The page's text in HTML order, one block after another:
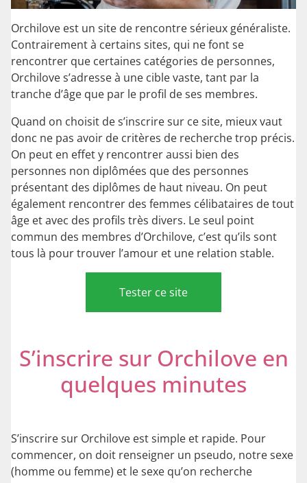
Orchilove est un site de rencontre sérieux généraliste.
Contrairement à certains sites, qui ne font se
rencontrer que certaines catégories de personnes,
Orchilove s’adresse à une cible vaste, tant par la
tranche d’âge que par le profil de ses membres.
Quand on choisit de s’inscrire sur ce site, mieux vaut
donc ne pas avoir de critères de recherche trop précis.
On peut en effet y rencontrer aussi bien des
personnes non diplômées que des personnes
présentant des diplômes de haut niveau. On peut
également rencontrer des femmes célibataires de tout
âge et avec des profils très divers. Le seul point
commun des membres d’Orchilove, c’est qu’ils sont
tous là pour trouver l’amour et une relation stable.
Tester ce site
S’inscrire sur Orchilove en
quelques minutes
S’inscrire sur Orchilove est simple et rapide. Pour
commencer, on doit renseigner un pseudo, notre sexe
(homme ou femme) et le sexe qu’on recherche